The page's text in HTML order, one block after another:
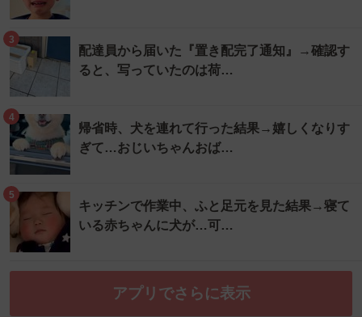
3
配達員から届いた『置き配完了通知』→確認す
ると、写っていたのは荷…
4
帰省時、犬を連れて行った結果→嬉しくなりす
ぎて…おじいちゃんおば…
5
キッチンで作業中、ふと足元を見た結果→寝て
いる赤ちゃんに犬が…可…
アプリでさらに表示